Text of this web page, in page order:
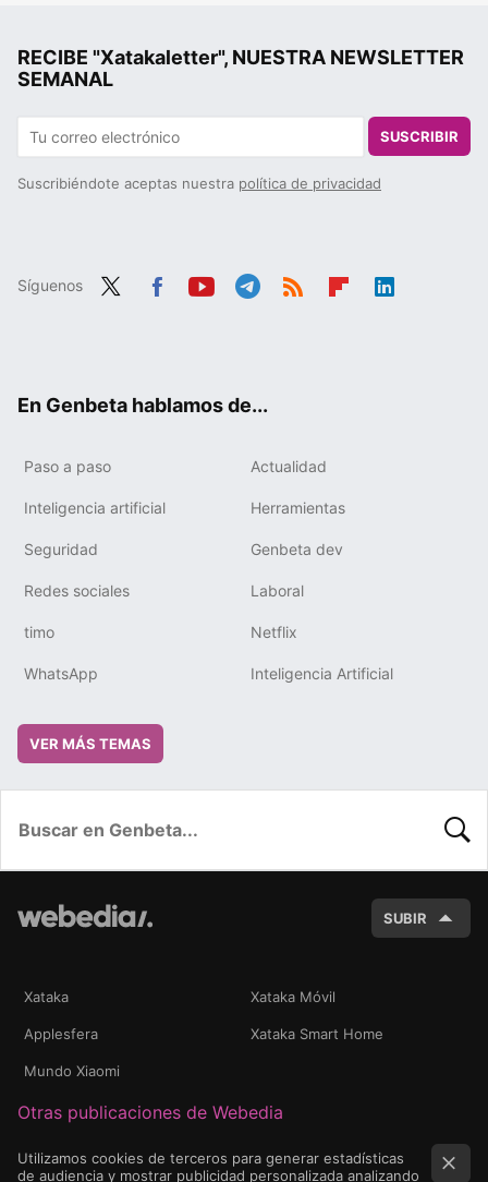
RECIBE "Xatakaletter", NUESTRA NEWSLETTER
SEMANAL
SUSCRIBIR
Suscribiéndote aceptas nuestra política de privacidad
Síguenos
En Genbeta hablamos de...
Paso a paso Actualidad
Inteligencia artificial Herramientas
Seguridad Genbeta dev
Redes sociales Laboral
timo Netflix
WhatsApp Inteligencia Artificial
VER MÁS TEMAS
SUBIR
Xataka Xataka Móvil
Applesfera Xataka Smart Home
Mundo Xiaomi
Otras publicaciones de Webedia
Utilizamos cookies de terceros para generar estadísticas
de audiencia y mostrar publicidad personalizada analizando